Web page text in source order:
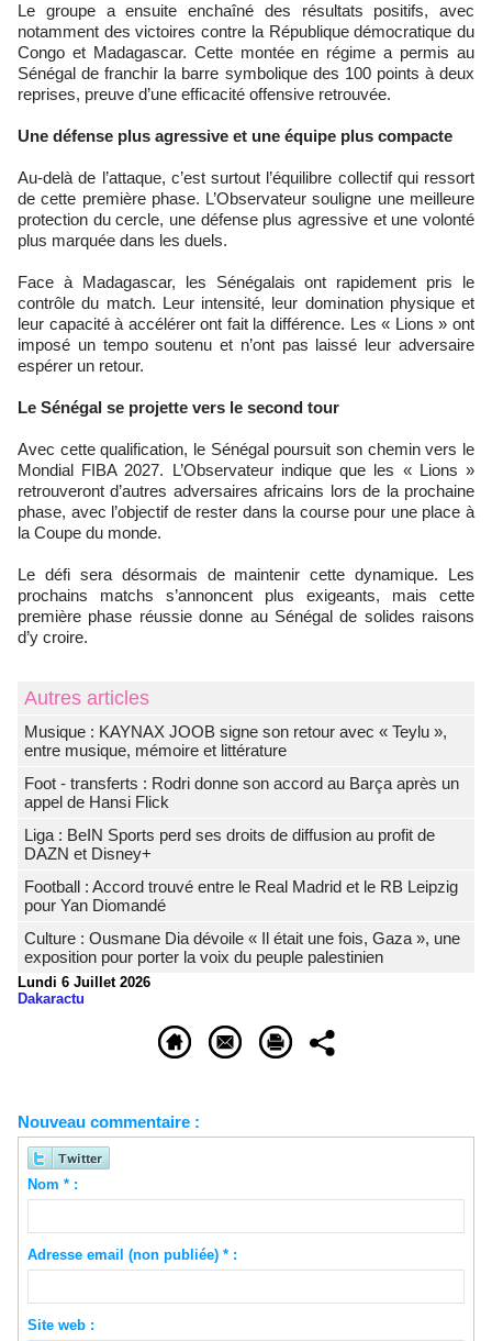
Le groupe a ensuite enchaîné des résultats positifs, avec
notamment des victoires contre la République démocratique du
Congo et Madagascar. Cette montée en régime a permis au
Sénégal de franchir la barre symbolique des 100 points à deux
reprises, preuve d’une efficacité offensive retrouvée.
Une défense plus agressive et une équipe plus compacte
Au-delà de l’attaque, c’est surtout l’équilibre collectif qui ressort
de cette première phase. L’Observateur souligne une meilleure
protection du cercle, une défense plus agressive et une volonté
plus marquée dans les duels.
Face à Madagascar, les Sénégalais ont rapidement pris le
contrôle du match. Leur intensité, leur domination physique et
leur capacité à accélérer ont fait la différence. Les « Lions » ont
imposé un tempo soutenu et n’ont pas laissé leur adversaire
espérer un retour.
Le Sénégal se projette vers le second tour
Avec cette qualification, le Sénégal poursuit son chemin vers le
Mondial FIBA 2027. L’Observateur indique que les « Lions »
retrouveront d’autres adversaires africains lors de la prochaine
phase, avec l’objectif de rester dans la course pour une place à
la Coupe du monde.
Le défi sera désormais de maintenir cette dynamique. Les
prochains matchs s’annoncent plus exigeants, mais cette
première phase réussie donne au Sénégal de solides raisons
d’y croire.
Autres articles
Musique : KAYNAX JOOB signe son retour avec « Teylu »,
entre musique, mémoire et littérature
Foot - transferts : Rodri donne son accord au Barça après un
appel de Hansi Flick
Liga : BeIN Sports perd ses droits de diffusion au profit de
DAZN et Disney+
Football : Accord trouvé entre le Real Madrid et le RB Leipzig
pour Yan Diomandé
Culture : Ousmane Dia dévoile « Il était une fois, Gaza », une
exposition pour porter la voix du peuple palestinien
Lundi 6 Juillet 2026
Dakaractu
Nouveau commentaire :
Nom * :
Adresse email (non publiée) * :
Site web :